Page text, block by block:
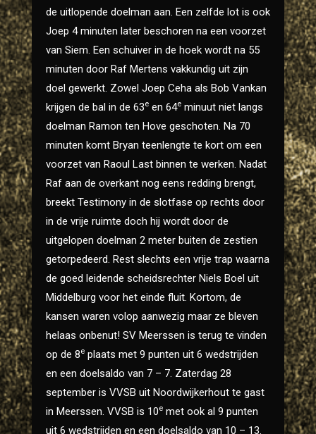
de uitlopende doelman aan. Een zelfde lot is ook
Joep 4 minuten later beschoren na een voorzet
van Siem. Een schuiver in de hoek wordt na 55
minuten door Raf Mertens vakkundig uit zijn
doel gewerkt. Zowel Joep Ceha als Bob Vankan
krijgen de bal in de 63een 64eminuut niet langs
doelman Ramon ten Hove geschoten. Na 70
minuten komt Bryan teenlengte te kort om een
voorzet van Raoul Last binnen te werken. Nadat
Raf aan de overkant nog eens redding brengt,
breekt Testimony in de slotfase op rechts door
in de vrije ruimte doch hij wordt door de
uitgelopen doelman 2 meter buiten de zestien
getorpedeerd. Rest slechts een vrije trap waarna
de goed leidende scheidsrechter Niels Boel uit
Middelburg voor het einde fluit. Kortom, de
kansen waren volop aanwezig maar ze bleven
helaas onbenut! SV Meerssen is terug te vinden
op de 8eplaats met 9 punten uit 6 wedstrijden
en een doelsaldo van 7 – 7. Zaterdag 28
september is VVSB uit Noordwijkerhout te gast
in Meerssen. VVSB is 10emet ook al 9 punten
uit 6 wedstrijden en een doelsaldo van 10 – 13.